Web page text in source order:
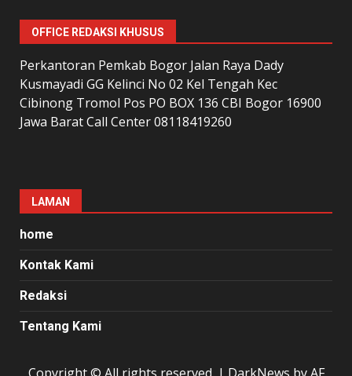
OFFICE REDAKSI KHUSUS
Perkantoran Pemkab Bogor Jalan Raya Dady
Kusmayadi GG Kelinci No 02 Kel Tengah Kec
Cibinong Tromol Pos PO BOX 136 CBI Bogor 16900
Jawa Barat Call Center 08118419260
LAMAN
home
Kontak Kami
Redaksi
Tentang Kami
Copyright © All rights reserved. | DarkNews by AF